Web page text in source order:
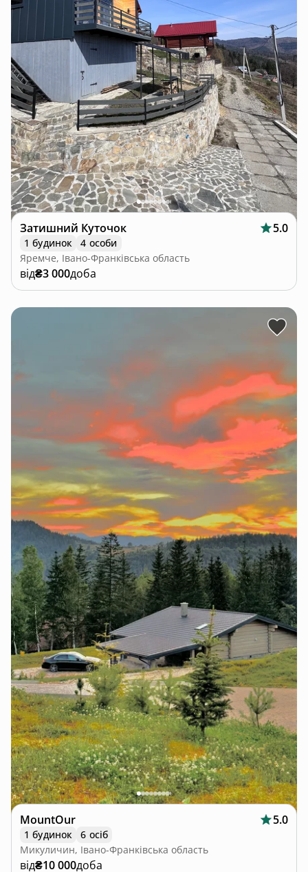
Затишний Куточок 5.0
1 будинок
4 особи
Яремче, Івано-Франківська область
від₴3 000доба
MountOur 5.0
1 будинок
6 осіб
Микуличин, Івано-Франківська область
від₴10 000доба